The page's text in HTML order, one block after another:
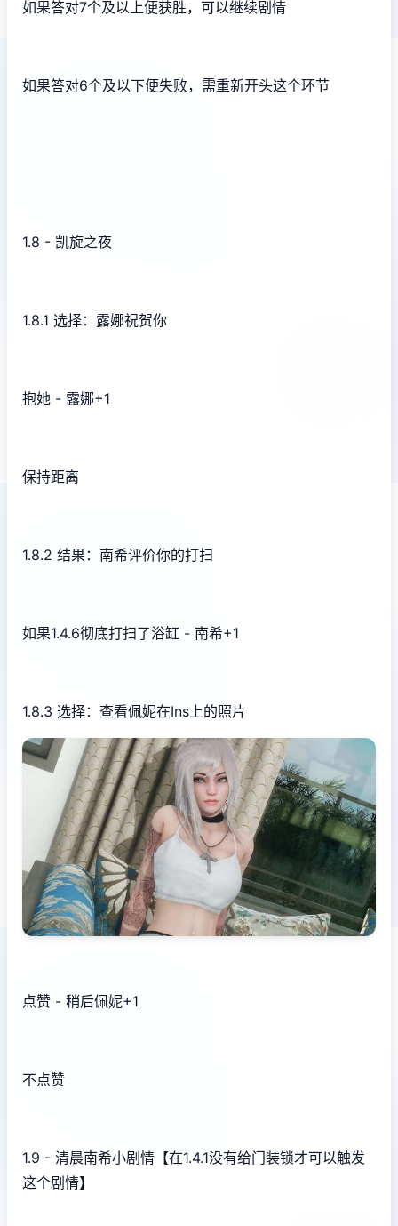
如果答对7个及以上便获胜，可以继续剧情
如果答对6个及以下便失败，需重新开头这个环节
1.8 - 凯旋之夜
1.8.1 选择：露娜祝贺你
抱她 - 露娜+1
保持距离
1.8.2 结果：南希评价你的打扫
如果1.4.6彻底打扫了浴缸 - 南希+1
1.8.3 选择：查看佩妮在Ins上的照片
点赞 - 稍后佩妮+1
不点赞
1.9 - 清晨南希小剧情【在1.4.1没有给门装锁才可以触发
这个剧情】